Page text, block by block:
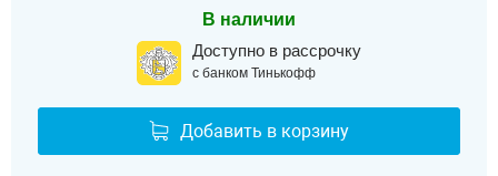
В наличии
Доступно в рассрочку
с банком Тинькофф
Добавить в корзину